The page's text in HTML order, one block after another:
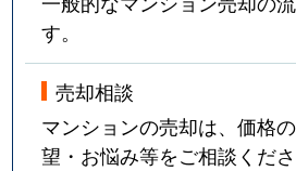
す。
売却相談
マンションの売却は、価格
望・お悩み等をご相談くださ